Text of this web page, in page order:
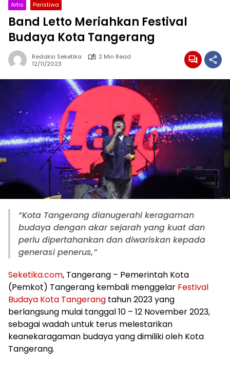
Artis Peristiwa
Band Letto Meriahkan Festival
Budaya Kota Tangerang
Redaksi Seketika
2 Min Read
12/11/2023
“Kota Tangerang dianugerahi keragaman
budaya dengan akar sejarah yang kuat dan
perlu dipertahankan dan diwariskan kepada
generasi penerus,”
Seketika.com, Tangerang – Pemerintah Kota
(Pemkot) Tangerang kembali menggelar Festival
Budaya Kota Tangerang tahun 2023 yang
berlangsung mulai tanggal 10 – 12 November 2023,
sebagai wadah untuk terus melestarikan
keanekaragaman budaya yang dimiliki oleh Kota
Tangerang.